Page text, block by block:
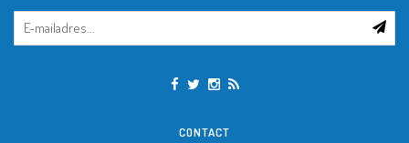
CONTACT